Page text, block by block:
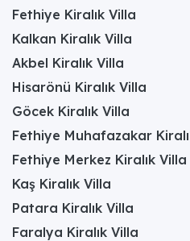
Fethiye Kiralık Villa
Kalkan Kiralık Villa
Akbel Kiralık Villa
Hisarönü Kiralık Villa
Göcek Kiralık Villa
Fethiye Muhafazakar
Fethiye Merkez Kiralık Villa
Kaş Kiralık Villa
Patara Kiralık Villa
Faralya Kiralık Villa